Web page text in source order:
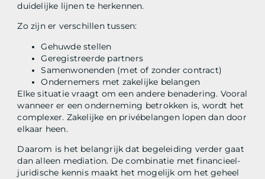
duidelijke lijnen te herkennen.
Zo zijn er verschillen tussen:
Gehuwde stellen
Geregistreerde partners
Samenwonenden (met of zonder contract)
Ondernemers met zakelijke belangen
Elke situatie vraagt om een andere benadering. Vooral
wanneer er een onderneming betrokken is, wordt het
complexer. Zakelijke en privébelangen lopen dan door
elkaar heen.
Daarom is het belangrijk dat begeleiding verder gaat
dan alleen mediation. De combinatie met financieel-
juridische kennis maakt het mogelijk om het geheel